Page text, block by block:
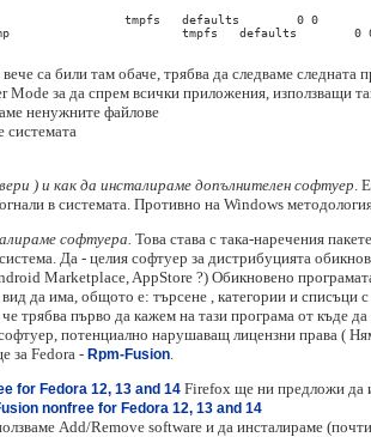
са били там обаче, трябва да следваме следната
за да спрем всички приложения, използващи
ненужните файлове
системата
) и как да инсталираме допълнителен софтуер .
в системата. Противно на Windows
софтуера. Това става с така-наречения
Да - целия софтуер за дистрибуцията
Marketplace, AppStore ?) Обикновено
да има, общото е: търсене , категории и списъци
трябва първо да кажем на тази програма от къде
потенциално нарушаващ лицензни права (
за Fedora - Rpm-Fusion
for Fedora 12, 13 and 14 Firefox ще ни предложи да
nonfree for Fedora 12, 13 and 14
Add/Remove software и да инсталираме